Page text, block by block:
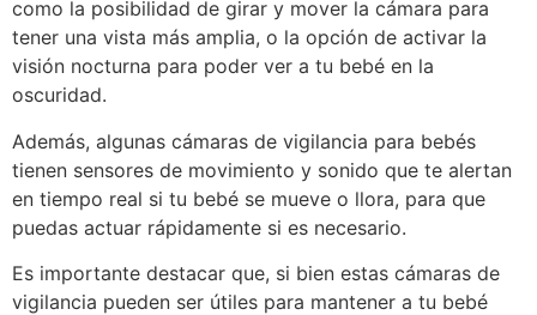
como la posibilidad de girar y mover la cámara para
tener una vista más amplia, o la opción de activar la
visión nocturna para poder ver a tu bebé en la
oscuridad.
Además, algunas cámaras de vigilancia para bebés
tienen sensores de movimiento y sonido que te alertan
en tiempo real si tu bebé se mueve o llora, para que
puedas actuar rápidamente si es necesario.
Es importante destacar que, si bien estas cámaras de
vigilancia pueden ser útiles para mantener a tu bebé